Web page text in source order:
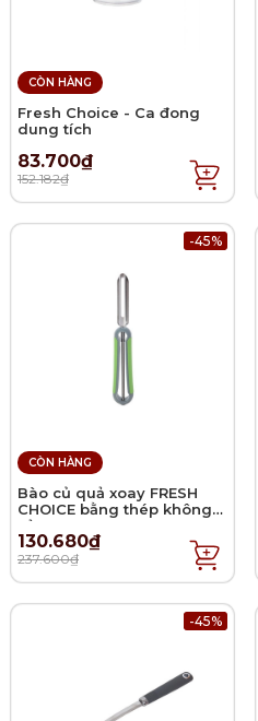
CÒN HÀNG
Fresh Choice - Ca đong
dung tích
83.700₫
152.182₫
-45%
CÒN HÀNG
Bào củ quả xoay FRESH
CHOICE bằng thép không
gỉ
130.680₫
237.600₫
-45%